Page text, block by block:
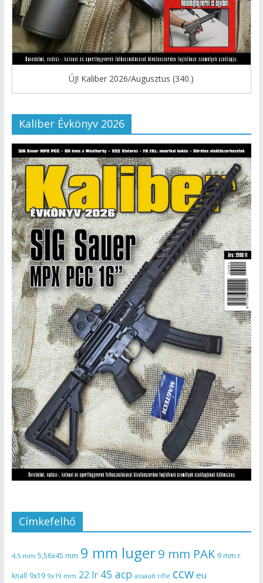
ÚJ! Kaliber 2026/Augusztus (340.)
Kaliber Évkönyv 2026
Címkefelhő
4,5 mm 5,56x45 mm 9 mm luger9 mm PAK 9 mm r
knall 9x19 9x19 mm 22 lr 45 acp assault rifle ccw eu